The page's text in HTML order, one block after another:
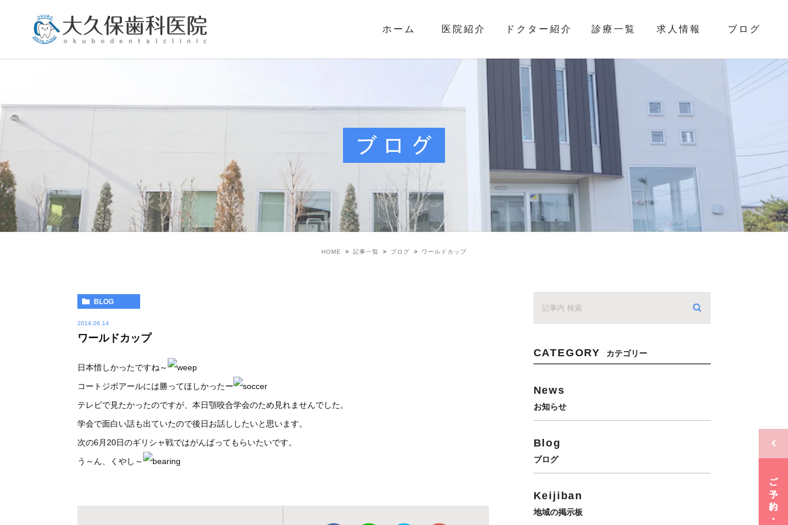
ホーム 医院紹介 ドクター紹介 診療一覧 求人情報 ブログ
ブログ
HOME 記事一覧 ブログ ワールドカップ
BLOG
2014.06.14
ワールドカップ
日本惜しかったですね～
コートジボアールには勝ってほしかったー
テレビで見たかったのですが、本日顎咬合学会のため見れませんでした。
学会で面白い話も出ていたので後日お話ししたいと思います。
次の6月20日のギリシャ戦ではがんばってもらいたいです。
う～ん、くやし～
CATEGORY カテゴリー
News
お知らせ
Blog
ブログ
Keijiban
地域の掲示板